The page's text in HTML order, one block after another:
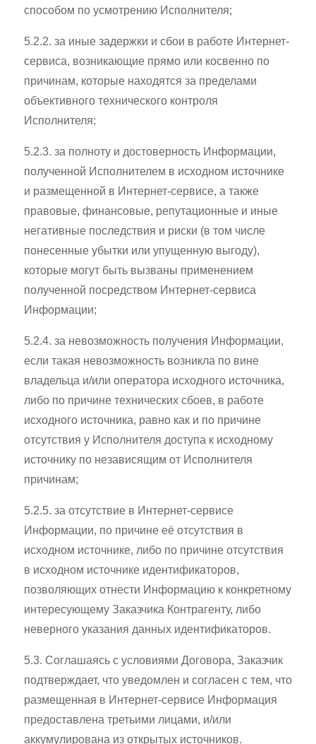
способом по усмотрению Исполнителя;
5.2.2. за иные задержки и сбои в работе Интернет-
сервиса, возникающие прямо или косвенно по
причинам, которые находятся за пределами
объективного технического контроля
Исполнителя;
5.2.3. за полноту и достоверность Информации,
полученной Исполнителем в исходном источнике
и размещенной в Интернет-сервисе, а также
правовые, финансовые, репутационные и иные
негативные последствия и риски (в том числе
понесенные убытки или упущенную выгоду),
которые могут быть вызваны применением
полученной посредством Интернет-сервиса
Информации;
5.2.4. за невозможность получения Информации,
если такая невозможность возникла по вине
владельца и/или оператора исходного источника,
либо по причине технических сбоев, в работе
исходного источника, равно как и по причине
отсутствия у Исполнителя доступа к исходному
источнику по независящим от Исполнителя
причинам;
5.2.5. за отсутствие в Интернет-сервисе
Информации, по причине её отсутствия в
исходном источнике, либо по причине отсутствия
в исходном источнике идентификаторов,
позволяющих отнести Информацию к конкретному
интересующему Заказчика Контрагенту, либо
неверного указания данных идентификаторов.
5.3. Соглашаясь с условиями Договора, Заказчик
подтверждает, что уведомлен и согласен с тем, что
размещенная в Интернет-сервисе Информация
предоставлена третьими лицами, и/или
аккумулирована из открытых источников.